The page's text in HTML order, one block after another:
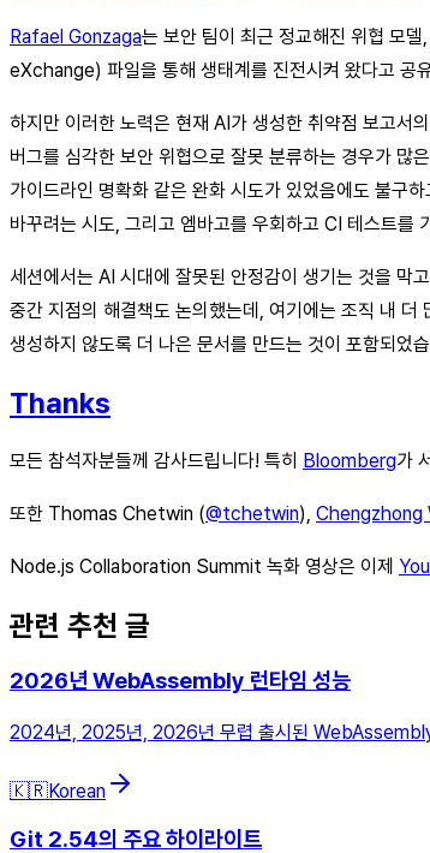
Rafael Gonzaga는 보안 팀이 최근 정교해진 위협 모
eXchange) 파일을 통해 생태계를 진전시켜 왔다고 공
하지만 이러한 노력은 현재 AI가 생성한 취약점 보고서
버그를 심각한 보안 위협으로 잘못 분류하는 경우가 많
가이드라인 명확화 같은 완화 시도가 있었음에도 불구
바꾸려는 시도, 그리고 엠바고를 우회하고 CI 테스트를
세션에서는 AI 시대에 잘못된 안정감이 생기는 것을 막
중간 지점의 해결책도 논의했는데, 여기에는 조직 내
생성하지 않도록 더 나은 문서를 만드는 것이 포함되었
Thanks
모든 참석자분들께 감사드립니다! 특히 Bloomberg가
또한 Thomas Chetwin (@tchetwin), Chengzhong
Node.js Collaboration Summit 녹화 영상은 이제
관련 추천 글
2026년 WebAssembly 런타임 성능
2024년, 2025년, 2026년 무렵 출시된 WebAssembly
🇰🇷Korean
Git 2.54의 주요 하이라이트